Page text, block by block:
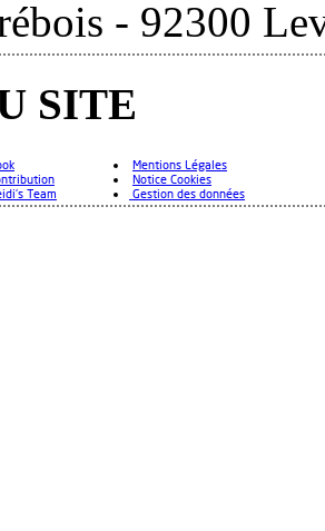
- 92300
SITE
Team
Mentions Légales
Notice Cookies
Gestion des données